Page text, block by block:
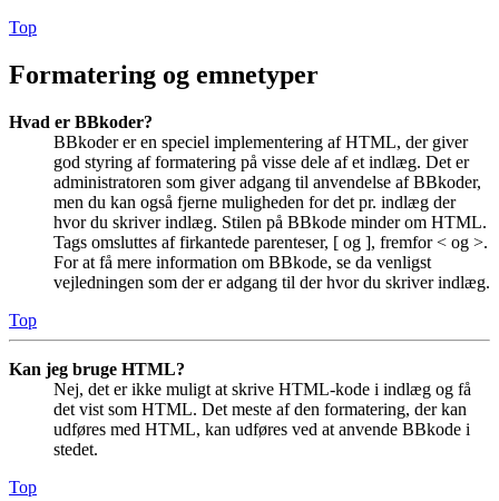
Top
Formatering og emnetyper
Hvad er BBkoder?
BBkoder er en speciel implementering af HTML, der giver
god styring af formatering på visse dele af et indlæg. Det er
administratoren som giver adgang til anvendelse af BBkoder,
men du kan også fjerne muligheden for det pr. indlæg der
hvor du skriver indlæg. Stilen på BBkode minder om HTML.
Tags omsluttes af firkantede parenteser, [ og ], fremfor < og >.
For at få mere information om BBkode, se da venligst
vejledningen som der er adgang til der hvor du skriver indlæg.
Top
Kan jeg bruge HTML?
Nej, det er ikke muligt at skrive HTML-kode i indlæg og få
det vist som HTML. Det meste af den formatering, der kan
udføres med HTML, kan udføres ved at anvende BBkode i
stedet.
Top